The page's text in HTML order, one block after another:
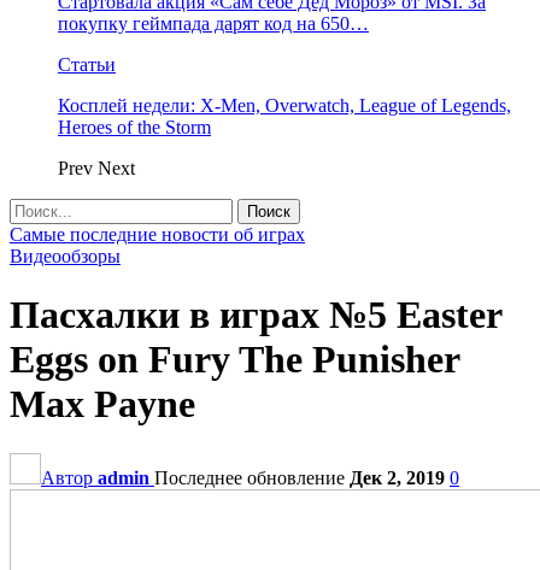
покупку геймпада дарят код на 650…
Статьи
Косплей недели: X-Men, Overwatch, League of Legends,
Heroes of the Storm
Prev Next
Самые последние новости об играх
Видеообзоры
Пасхалки в играх №5 Easter
Eggs on Fury The Punisher
Max Payne
Автор admin Последнее обновление Дек 2, 2019 0